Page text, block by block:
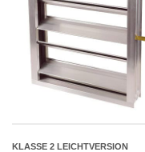
KLASSE 2 LEICHTVERSION